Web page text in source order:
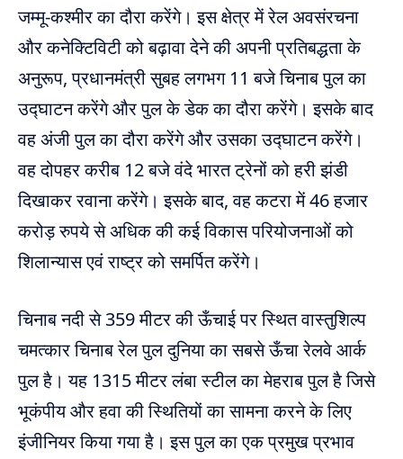
जम्मू-कश्मीर का दौरा करेंगे। इस क्षेत्र में रेल अवसंरचना
और कनेक्टिविटी को बढ़ावा देने की अपनी प्रतिबद्धता के
अनुरूप, प्रधानमंत्री सुबह लगभग 11 बजे चिनाब पुल का
उद्घाटन करेंगे और पुल के डेक का दौरा करेंगे। इसके बाद
वह अंजी पुल का दौरा करेंगे और उसका उद्घाटन करेंगे।
वह दोपहर करीब 12 बजे वंदे भारत ट्रेनों को हरी झंडी
दिखाकर रवाना करेंगे। इसके बाद, वह कटरा में 46 हजार
करोड़ रुपये से अधिक की कई विकास परियोजनाओं को
शिलान्यास एवं राष्ट्र को समर्पित करेंगे।
चिनाब नदी से 359 मीटर की ऊँचाई पर स्थित वास्तुशिल्प
चमत्कार चिनाब रेल पुल दुनिया का सबसे ऊँचा रेलवे आर्क
पुल है। यह 1315 मीटर लंबा स्टील का मेहराब पुल है जिसे
भूकंपीय और हवा की स्थितियों का सामना करने के लिए
इंजीनियर किया गया है। इस पुल का एक प्रमुख प्रभाव